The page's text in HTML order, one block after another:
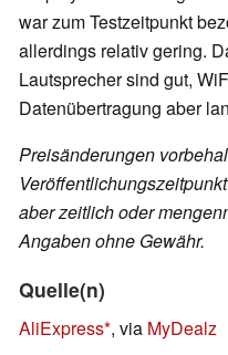
war zum Testzeitpunkt
allerdings relativ gering.
Lautsprecher sind gut,
Datenübertragung aber
Preisänderungen
aber zeitlich oder
Angaben ohne Gewähr.
Quelle(n)
AliExpress , via MyDealz